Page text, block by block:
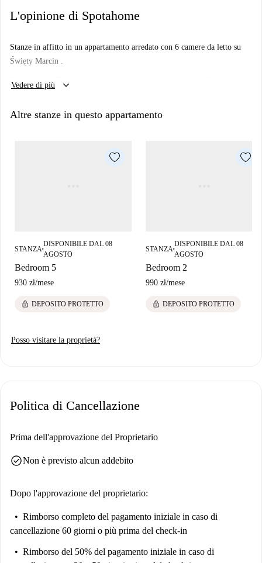
L'opinione di Spotahome
Stanze in affitto in un appartamento arredato con 6 camere da letto su
Święty Marcin .
Importante: - Non abbiamo visitato questo posto... ancora. Inviamo
Vedere di più keyboard_arrow_down
Altre stanze in questo appartamento
STANZA ■
DISPONIBILE DAL 08
AGOSTO
Bedroom 5
930 zł/mese
lock DEPOSITO PROTETTO
STANZA ■
DISPONIBILE DAL 08
AGOSTO
Bedroom 2
990 zł/mese
lock DEPOSITO PROTETTO
Posso visitare la proprietà?
Politica di Cancellazione
Prima dell'approvazione del Proprietario
check_circleNon è previsto alcun addebito
Dopo l'approvazione del proprietario:
Rimborso completo del pagamento iniziale in caso di
cancellazione 60 giorni o più prima del check-in
Rimborso del 50% del pagamento iniziale in caso di